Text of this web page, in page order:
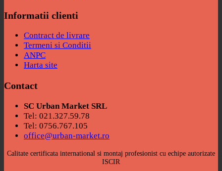
Informatii clienti
Contract de livrare
Termeni si Conditii
ANPC
Harta site
Contact
SC Urban Market SRL
Tel: 021.327.59.78
Tel: 0756.767.105
office@urban-market.ro
Calitate certificata international si montaj profesionist cu echipe autorizate
ISCIR